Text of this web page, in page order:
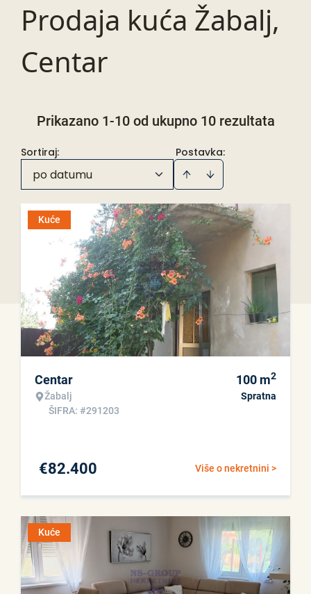
Prodaja kuća Žabalj,
Centar
Prikazano 1-10 od ukupno 10 rezultata
Postavka:
Sortiraj:
po datumu
Kuće
Centar
Žabalj
ŠIFRA: #291203
100 m2
Spratna
Više o nekretnini >
€82.400
Kuće